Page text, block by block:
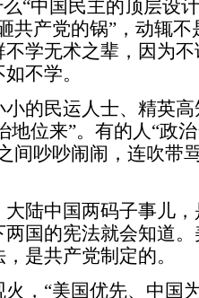
“中国民主的顶层设
共产党的锅”，动辄
学无术之辈，因为
不学。
的民运人士、精英
地位来”。有的人“政
吵吵闹闹，连吹带
大陆中国两码子事儿
国的宪法就会知道
是共产党制定的。
，“美国优先、中国